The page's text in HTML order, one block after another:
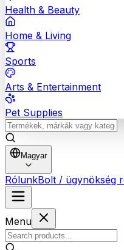
Health & Beauty
Home & Living
Sports
Arts & Entertainment
Pet Supplies
Magyar
RólunkBolt / ügynökség
Menu